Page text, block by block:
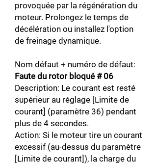
provoquée par la régénération du
moteur. Prolongez le temps de
décélération ou installez l'option
de freinage dynamique.
Nom défaut + numéro de défaut:
Faute du rotor bloqué # 06
Description: Le courant est resté
supérieur au réglage [Limite de
courant] (paramètre 36) pendant
plus de 4 secondes.
Action: Si le moteur tire un courant
excessif (au-dessus du paramètre
[Limite de courant]), la charge du